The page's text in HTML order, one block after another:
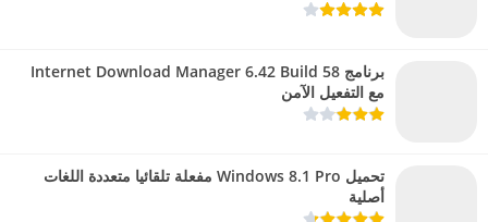
برنامج Internet Download Manager 6.42 Build 58
مع التفعيل الآمن
تحميل Windows 8.1 Pro مفعلة تلقائيا متعددة اللغات
أصلية